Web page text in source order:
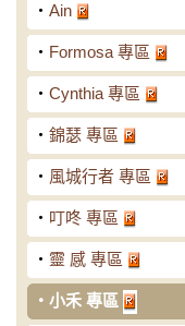
‧ Ain
‧ Formosa 專區
‧ Cynthia 專區
‧ 錦瑟 專區
‧ 風城行者 專區
‧ 叮咚 專區
‧ 靈 感 專區
‧ 小禾 專區